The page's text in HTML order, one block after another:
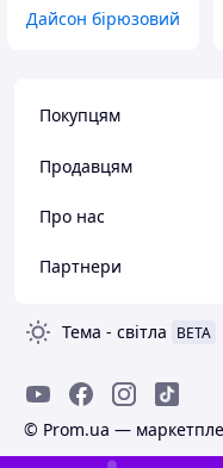
Дайсон бірюзовий
Покупцям
Продавцям
Про нас
Партнери
Тема - світла BETA
© Prom.ua —